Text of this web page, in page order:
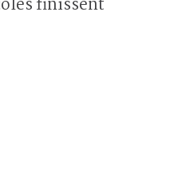
finissent